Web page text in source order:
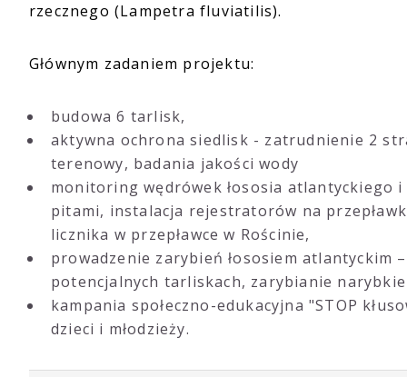
rzecznego (Lampetra fluviatilis).
Głównym zadaniem projektu:
budowa 6 tarlisk,
aktywna ochrona siedlisk - zatrudnienie 2
terenowy, badania jakości wody
monitoring wędrówek łososia atlantyckiego
pitami, instalacja rejestratorów na
licznika w przepławce w Rościnie,
prowadzenie zarybień łososiem atlantyckim
potencjalnych tarliskach, zarybianie
kampania społeczno-edukacyjna "STOP
dzieci i młodzieży.